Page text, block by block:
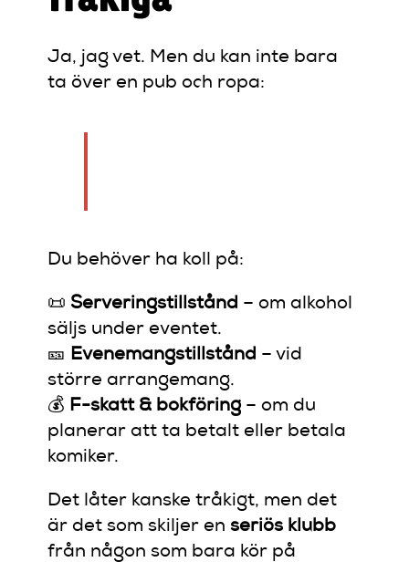
Ja, jag vet. Men du kan inte bara
ta över en pub och ropa:
Du behöver ha koll på:
📜 Serveringstillstånd – om alkohol
säljs under eventet.
🎫 Evenemangstillstånd – vid
större arrangemang.
💰 F-skatt & bokföring – om du
planerar att ta betalt eller betala
komiker.
Det låter kanske tråkigt, men det
är det som skiljer enseriös klubb
från någon som bara kör på